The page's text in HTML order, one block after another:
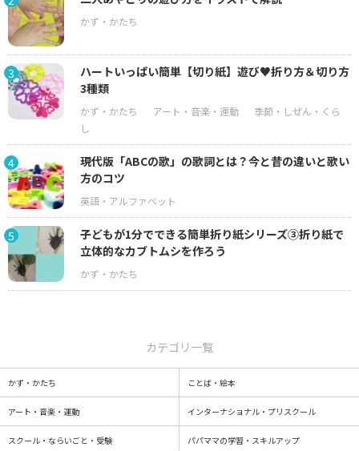
3
ハートいっぱい簡単【切り紙】遊び♥折り方＆切り方
3種類
4
現代版「ABCの歌」の歌詞とは？今と昔の違いと歌い
方のコツ
5
子どもが1分でできる簡単折り紙シリーズ③折り紙で
立体的なカブトムシを作ろう
カテゴリ一覧
かず・かたち ことば・絵本
アート・音楽・運動 インターナショナル・プリスクール
スクール・ならいごと・受験 パパママの学習・スキルアップ